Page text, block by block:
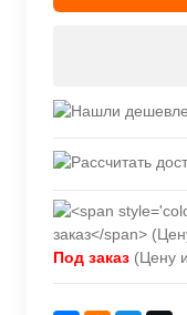
Под заказ (Цену